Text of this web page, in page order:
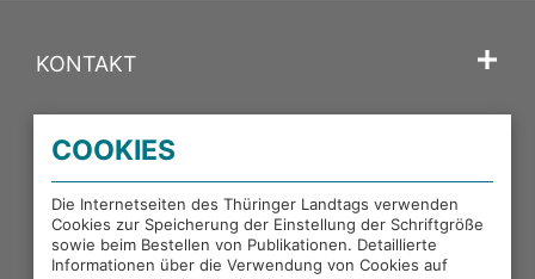
KONTAKT
PORTALE DES THÜRINGER LANDTAGS
EXTERNE LINKS
COOKIES
Die Internetseiten des Thüringer Landtags verwenden
Cookies zur Speicherung der Einstellung der Schriftgröße
sowie beim Bestellen von Publikationen. Detaillierte
Informationen über die Verwendung von Cookies auf